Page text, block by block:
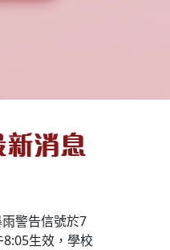
新消息
警告信號於7
生效，學校